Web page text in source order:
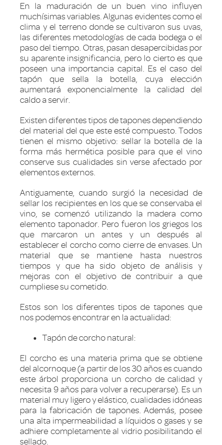
En la maduración de un buen vino influyen
muchísimas variables. Algunas evidentes como el
clima y el terreno donde se cultivaron sus uvas,
las diferentes metodologías de cada bodega o el
paso del tiempo. Otras, pasan desapercibidas por
su aparente insignificancia, pero lo cierto es que
poseen una importancia capital. Es el caso del
tapón que sella la botella, cuya elección
aumentará exponencialmente la calidad del
caldo a servir.
Existen diferentes tipos de tapones dependiendo
del material del que este esté compuesto. Todos
tienen el mismo objetivo: sellar la botella de la
forma más hermética posible para que el vino
conserve sus cualidades sin verse afectado por
elementos externos.
Antiguamente, cuando surgió la necesidad de
sellar los recipientes en los que se conservaba el
vino, se comenzó utilizando la madera como
elemento taponador. Pero fueron los griegos los
que marcaron un antes y un después al
establecer el corcho como cierre de envases. Un
material que se mantiene hasta nuestros
tiempos y que ha sido objeto de análisis y
mejoras con el objetivo de contribuir a que
cumpliese su cometido.
Estos son los diferentes tipos de tapones que
nos podemos encontrar en la actualidad:
Tapón de corcho natural:
El corcho es una materia prima que se obtiene
del alcornoque (a partir de los 30 años es cuando
este árbol proporciona un corcho de calidad y
necesita 9 años para volver a recuperarse). Es un
material muy ligero y elástico, cualidades idóneas
para la fabricación de tapones. Además, posee
una alta impermeabilidad a líquidos o gases y se
adhiere completamente al vidrio posibilitando el
sellado.